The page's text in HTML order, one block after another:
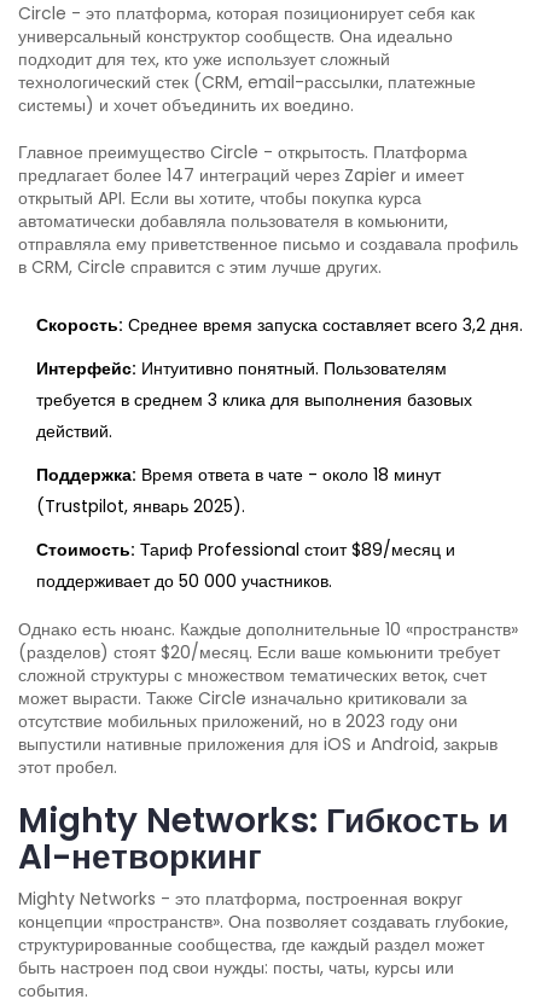
Circle - это платформа, которая позиционирует себя как
универсальный конструктор сообществ. Она идеально
подходит для тех, кто уже использует сложный
технологический стек (CRM, email-рассылки, платежные
системы) и хочет объединить их воедино.
Главное преимущество Circle - открытость. Платформа
предлагает более 147 интеграций через Zapier и имеет
открытый API. Если вы хотите, чтобы покупка курса
автоматически добавляла пользователя в комьюнити,
отправляла ему приветственное письмо и создавала профиль
в CRM, Circle справится с этим лучше других.
Скорость: Среднее время запуска составляет всего 3,2 дня.
Интерфейс: Интуитивно понятный. Пользователям
требуется в среднем 3 клика для выполнения базовых
действий.
Поддержка: Время ответа в чате - около 18 минут
(Trustpilot, январь 2025).
Стоимость: Тариф Professional стоит $89/месяц и
поддерживает до 50 000 участников.
Однако есть нюанс. Каждые дополнительные 10 «пространств»
(разделов) стоят $20/месяц. Если ваше комьюнити требует
сложной структуры с множеством тематических веток, счет
может вырасти. Также Circle изначально критиковали за
отсутствие мобильных приложений, но в 2023 году они
выпустили нативные приложения для iOS и Android, закрыв
этот пробел.
Mighty Networks: Гибкость и
AI-нетворкинг
Mighty Networks - это платформа, построенная вокруг
концепции «пространств». Она позволяет создавать глубокие,
структурированные сообщества, где каждый раздел может
быть настроен под свои нужды: посты, чаты, курсы или
события.